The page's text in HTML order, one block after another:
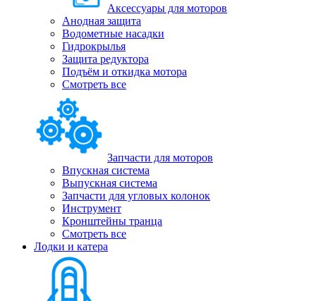
Аксессуары для моторов
Анодная защита
Водометные насадки
Гидрокрылья
Защита редуктора
Подъём и откидка мотора
Смотреть все
Запчасти для моторов
Впускная система
Выпускная система
Запчасти для угловых колонок
Инструмент
Кронштейны транца
Смотреть все
Лодки и катера